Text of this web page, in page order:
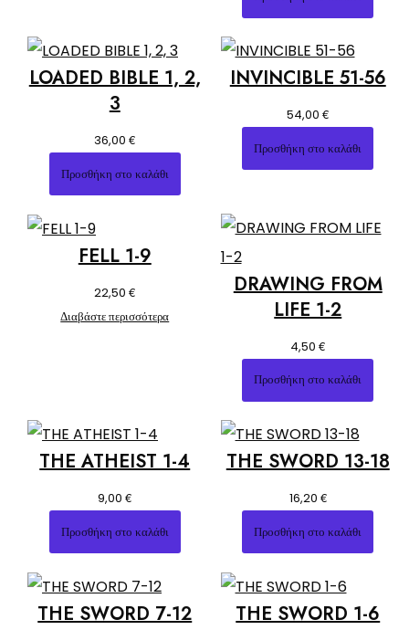
LOADED BIBLE 1, 2,
3
36,00€
Προσθήκη στο καλάθι
INVINCIBLE 51-56
54,00€
Προσθήκη στο καλάθι
FELL 1-9
22,50€
Διαβάστε περισσότερα
DRAWING FROM
LIFE 1-2
4,50€
Προσθήκη στο καλάθι
THE ATHEIST 1-4
9,00€
Προσθήκη στο καλάθι
THE SWORD 13-18
16,20 €
Προσθήκη στο καλάθι
THE SWORD 7-12 THE SWORD 1-6